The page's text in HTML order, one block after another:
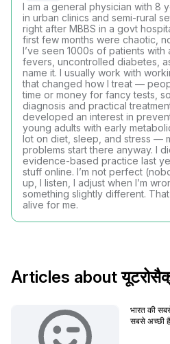
I am a general physician with 8
in urban clinics and semi-rural
right after MBBS in a govt
first few months were chaotic,
I’ve seen 1000s of patients
fevers, uncontrolled diabetes,
name it. I usually work with
that changed how I treat —
time or money for fancy tests,
diagnosis and practical
developed an interest in
young adults with early
lot on diet, sleep, and stress —
problems start there anyway. I
evidence-based practice last
stuff online. I’m not perfect
up, I listen, I adjust when I’m
something slightly different.
alive for me.
Articles about
भारत की
सबसे अच्छी